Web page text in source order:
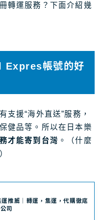
轉運服務？下面介紹幾
帳號的好
支援“海外直送”服務，
健品等。所以在日本樂
才能寄到台灣 。（什麼
運推薦｜轉運，集運，代購徹底
司